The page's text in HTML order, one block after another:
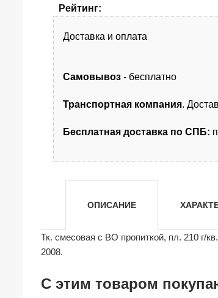
Рейтинг:
Доставка и оплата
Самовывоз - бесплатно
Транспортная компания.
Бесплатная доставка по СПБ:
ОПИСАНИЕ
Тк. смесовая с ВО пропиткой, пл. 210 г/
2008.
С этим товаром
shopping_cart В КОРЗИНУ
shopping_cart В КОРЗИНУ
shopping_cart В КОРЗИНУ
shopping_cart В КОРЗИНУ
shopping_cart В КОРЗИНУ
shopping_cart В КОРЗИНУ
shopping_cart В КОРЗИНУ
shopping_cart В КОРЗИНУ